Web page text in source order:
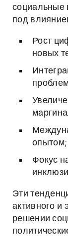
социальные
под
Рост
новых
опытом;
Фокус
Эти
активного и
решении